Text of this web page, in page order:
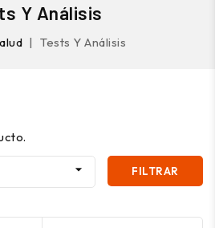
Y Análisis
Tests Y Análisis
 FILTRAR